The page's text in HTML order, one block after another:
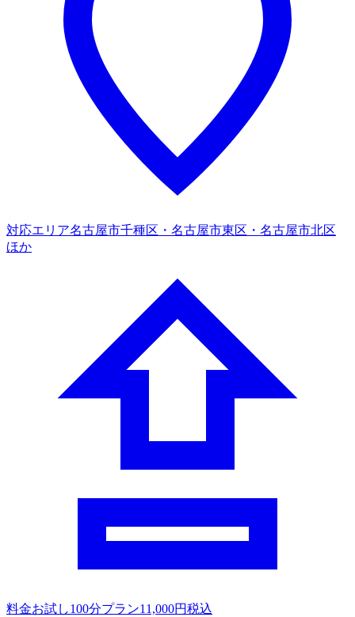
対応エリア名古屋市千種区・名古屋市東区・名古屋市北区
ほか
料金お試し100分プラン11,000円税込